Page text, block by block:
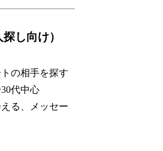
し向け）
トの相手を探す
30代中心
える、メッセー